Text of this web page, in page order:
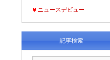
ニュースデビュー
記事検索